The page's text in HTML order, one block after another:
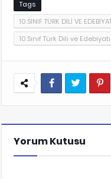
Tags
10.SINIF TÜRK DİLİ VE
10.Sınıf Türk Dili ve
Yorum Kutusu